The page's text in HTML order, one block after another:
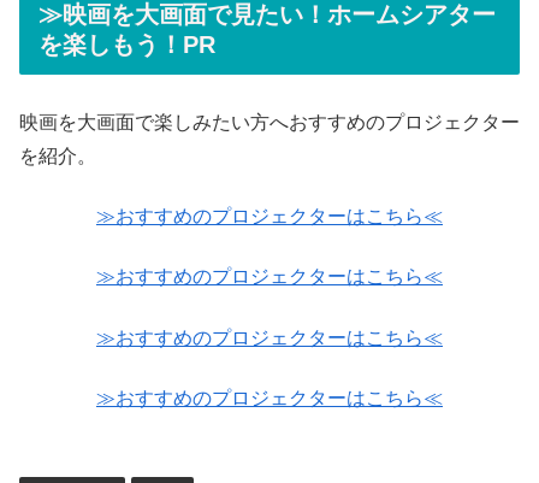
≫映画を大画面で見たい！ホームシアター
を楽しもう！PR
映画を大画面で楽しみたい方へおすすめのプロジェクター
を紹介。
≫おすすめのプロジェクターはこちら≪
≫おすすめのプロジェクターはこちら≪
≫おすすめのプロジェクターはこちら≪
≫おすすめのプロジェクターはこちら≪